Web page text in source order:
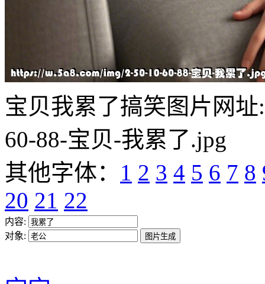
宝贝我累了搞笑图片网址
60-88-宝贝-我累了.jpg
其他字体： 1 2 3 4 5 6 7 8
20 21 22
内容:
对象: